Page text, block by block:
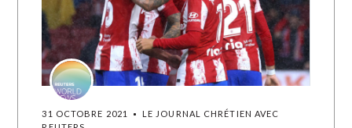
31 OCTOBRE 2021
LE JOURNAL CHRÉTIEN AVEC